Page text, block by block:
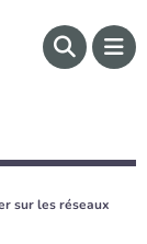
sur les réseaux